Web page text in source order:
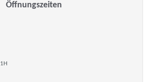
Öffnungszeiten